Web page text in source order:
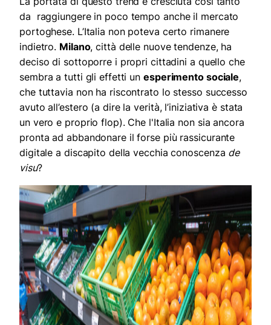
da raggiungere in poco tempo anche il mercato
portoghese. L’Italia non poteva certo rimanere
indietro. Milano, città delle nuove tendenze, ha
deciso di sottoporre i propri cittadini a quello che
sembra a tutti gli effetti un esperimento sociale,
che tuttavia non ha riscontrato lo stesso successo
avuto all’estero (a dire la verità, l’iniziativa è stata
un vero e proprio flop). Che l'Italia non sia ancora
pronta ad abbandonare il forse più rassicurante
digitale a discapito della vecchia conoscenza de
visu?